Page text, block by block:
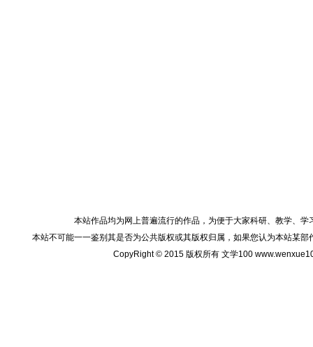
本站作品均为网上普遍流行的作品，为便于大家科研、教学、
本站不可能一一鉴别其是否为公共版权或其版权归属，如果您认为本站某
CopyRight © 2015 版权所有 文学100